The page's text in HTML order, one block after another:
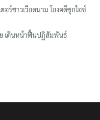
ร์ชาวเวียดนาม โยงคดีซุกไอซ์
ย เดินหน้าฟื้นปฏิสัมพันธ์